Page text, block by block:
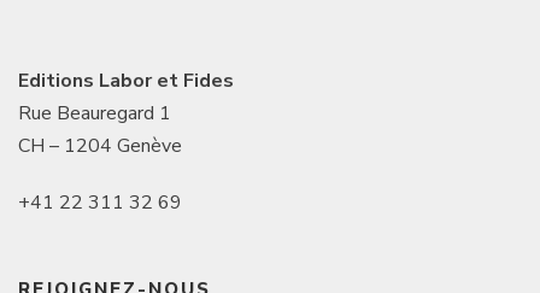
Editions Labor et Fides
Rue Beauregard 1
CH – 1204 Genève
+41 22 311 32 69